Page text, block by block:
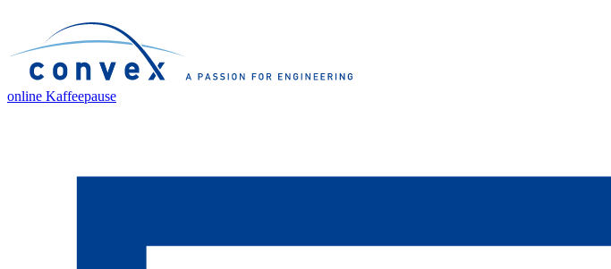
online Kaffeepause